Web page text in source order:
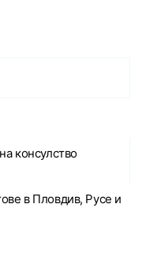
консулство
в Пловдив, Русе и